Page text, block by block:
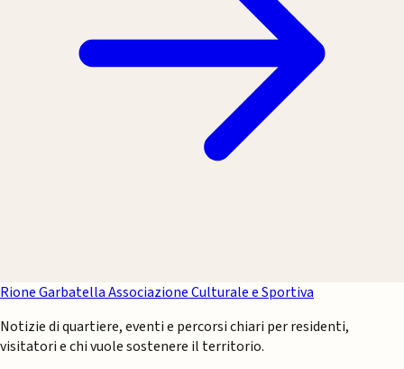
Rione GarbatellaAssociazione Culturale e Sportiva
Notizie di quartiere, eventi e percorsi chiari per residenti,
visitatori e chi vuole sostenere il territorio.